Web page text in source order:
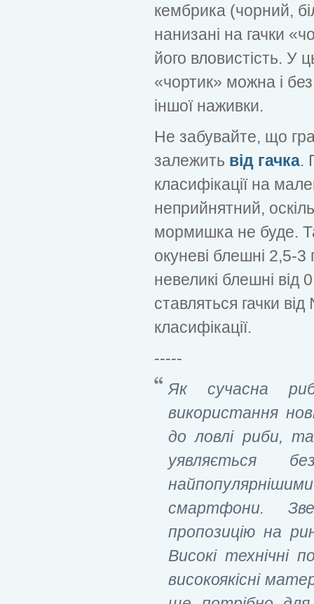
кембрика (чорний,
нанизані на гачки
його вловистість. У
«чортик» можна і
іншої наживки.
Не забувайте, що
залежить від гачка.
класифікації на
неприйнятний,
мормишка не буде.
окуневі блешні 2,5-3
невеликі блешні від
ставляться гачки
класифікації.
-----
Як сучасна
використання
до ловлі риби,
уявляється
смартфони.
пропозицію на
Високі технічні
високоякісні